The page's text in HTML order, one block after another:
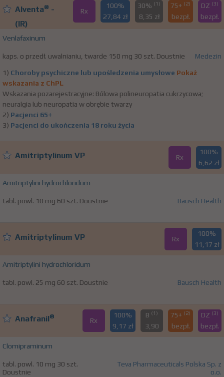
Alventa® -
(IR)
Rx
100%
27,84 zł
30% (1)
8,35 zł
75+ (2)
bezpł.
DZ (3)
bezpł.
Venlafaxinum
kaps. o przedł. uwalnianiu, twarde 150 mg 30 szt. Doustnie Medezin
1) Choroby psychiczne lub upośledzenia umysłowe Pokaż
wskazania z ChPL
Wskazania pozarejestracyjne: Bólowa polineuropatia cukrzycowa;
neuralgia lub neuropatia w obrębie twarzy
2) Pacjenci 65+
3) Pacjenci do ukończenia 18 roku życia
Amitriptylinum VP Rx
100%
6,62 zł
Amitriptylini hydrochloridum
tabl. powl. 10 mg 60 szt. Doustnie Bausch Health
Amitriptylinum VP Rx
100%
11,17 zł
Amitriptylini hydrochloridum
tabl. powl. 25 mg 60 szt. Doustnie Bausch Health
Anafranil® Rx
100%
9,17 zł
B (1)
3,90
75+ (2)
bezpł.
DZ (3)
bezpł.
Clomipraminum
tabl. powl. 10 mg 30 szt.
Doustnie
Teva Pharmaceuticals Polska Sp. z
o.o.